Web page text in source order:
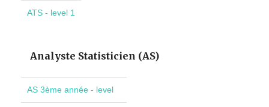
ATS - level 1
Analyste Statisticien (AS)
AS 3ème année - level